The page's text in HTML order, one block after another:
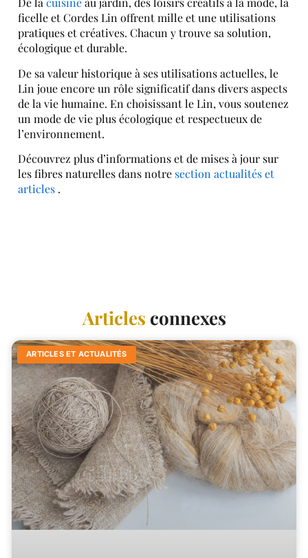
ficelle et Cordes Lin offrent mille et une utilisations
pratiques et créatives. Chacun y trouve sa solution,
écologique et durable.
De sa valeur historique à ses utilisations actuelles, le
Lin joue encore un rôle significatif dans divers aspects
de la vie humaine. En choisissant le Lin, vous soutenez
un mode de vie plus écologique et respectueux de
l’environnement.
Découvrez plus d’informations et de mises à jour sur
les fibres naturelles dans notre section actualités et
articles .
Articles connexes
ARTICLES ET ACTUALITÉS